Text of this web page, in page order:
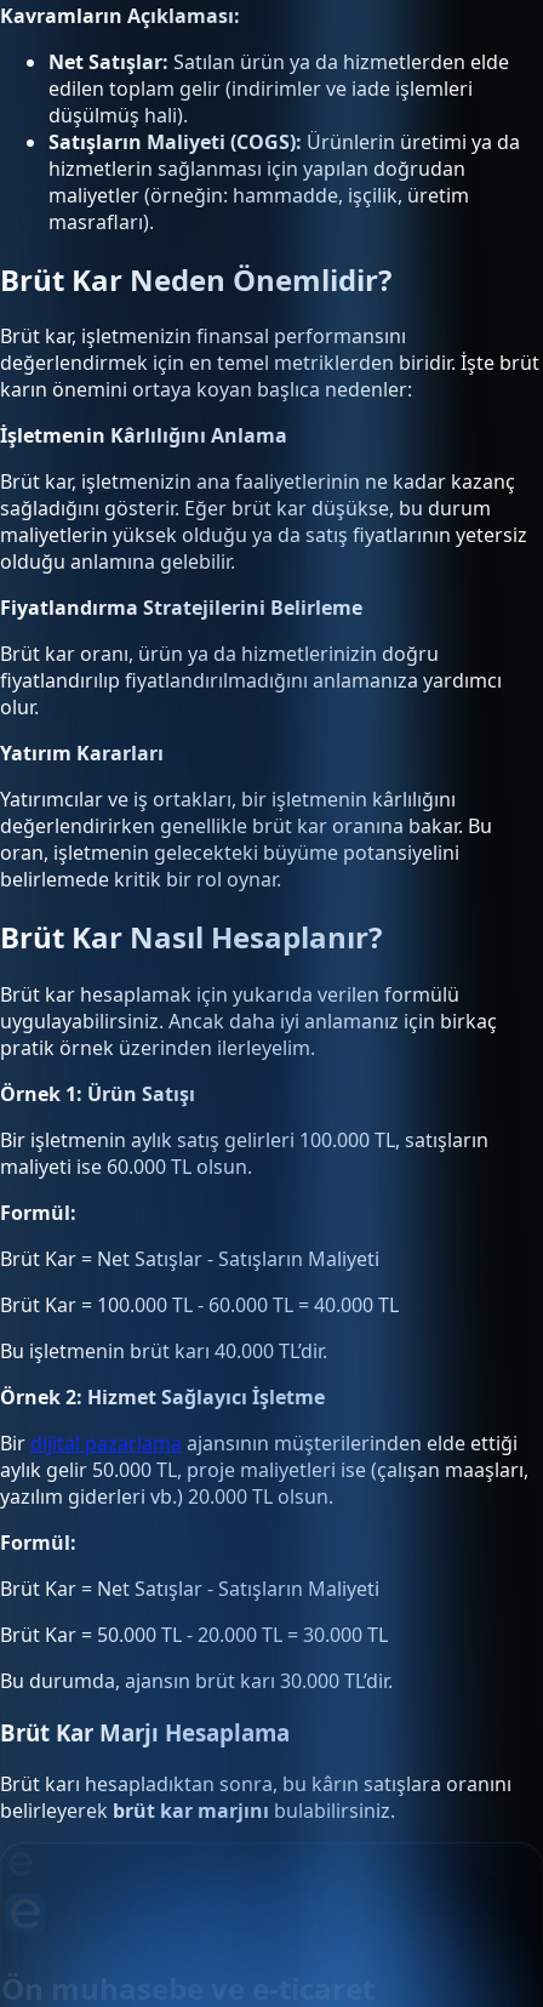
Kavramların Açıklaması:
Net Satışlar: Satılan ürün ya da hizmetlerden elde
edilen toplam gelir (indirimler ve iade işlemleri
düşülmüş hali).
Satışların Maliyeti (COGS): Ürünlerin üretimi ya da
hizmetlerin sağlanması için yapılan doğrudan
maliyetler (örneğin: hammadde, işçilik, üretim
masrafları).
Brüt Kar Neden Önemlidir?
Brüt kar, işletmenizin finansal performansını
değerlendirmek için en temel metriklerden biridir. İşte brüt
karın önemini ortaya koyan başlıca nedenler:
İşletmenin Kârlılığını Anlama
Brüt kar, işletmenizin ana faaliyetlerinin ne kadar kazanç
sağladığını gösterir. Eğer brüt kar düşükse, bu durum
maliyetlerin yüksek olduğu ya da satış fiyatlarının yetersiz
olduğu anlamına gelebilir.
Fiyatlandırma Stratejilerini Belirleme
Brüt kar oranı, ürün ya da hizmetlerinizin doğru
fiyatlandırılıp fiyatlandırılmadığını anlamanıza yardımcı
olur.
Yatırım Kararları
Yatırımcılar ve iş ortakları, bir işletmenin kârlılığını
değerlendirirken genellikle brüt kar oranına bakar. Bu
oran, işletmenin gelecekteki büyüme potansiyelini
belirlemede kritik bir rol oynar.
Brüt Kar Nasıl Hesaplanır?
Brüt kar hesaplamak için yukarıda verilen formülü
uygulayabilirsiniz. Ancak daha iyi anlamanız için birkaç
pratik örnek üzerinden ilerleyelim.
Örnek 1: Ürün Satışı
Bir işletmenin aylık satış gelirleri 100.000 TL, satışların
maliyeti ise 60.000 TL olsun.
Formül:
Brüt Kar = Net Satışlar - Satışların Maliyeti
Brüt Kar = 100.000 TL - 60.000 TL = 40.000 TL
Bu işletmenin brüt karı 40.000 TL’dir.
Örnek 2: Hizmet Sağlayıcı İşletme
Bir dijital pazarlama ajansının müşterilerinden elde ettiği
aylık gelir 50.000 TL, proje maliyetleri ise (çalışan maaşları,
yazılım giderleri vb.) 20.000 TL olsun.
Formül:
Brüt Kar = Net Satışlar - Satışların Maliyeti
Brüt Kar = 50.000 TL - 20.000 TL = 30.000 TL
Bu durumda, ajansın brüt karı 30.000 TL’dir.
Brüt Kar Marjı Hesaplama
Brüt karı hesapladıktan sonra, bu kârın satışlara oranını
belirleyerek brüt kar marjını bulabilirsiniz.
Ön muhasebe ve e-ticaret